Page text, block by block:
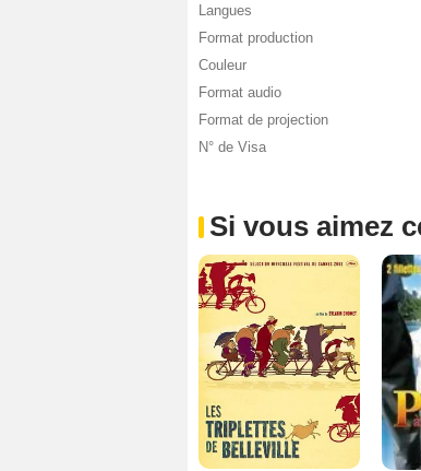
Langues
Format production
Couleur
Format audio
Format de projection
N° de Visa
Si vous aimez